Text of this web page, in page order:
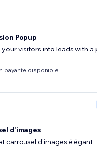
Popup
visitors into leads with a
payante disponible
d’images
carrousel d’images élégant